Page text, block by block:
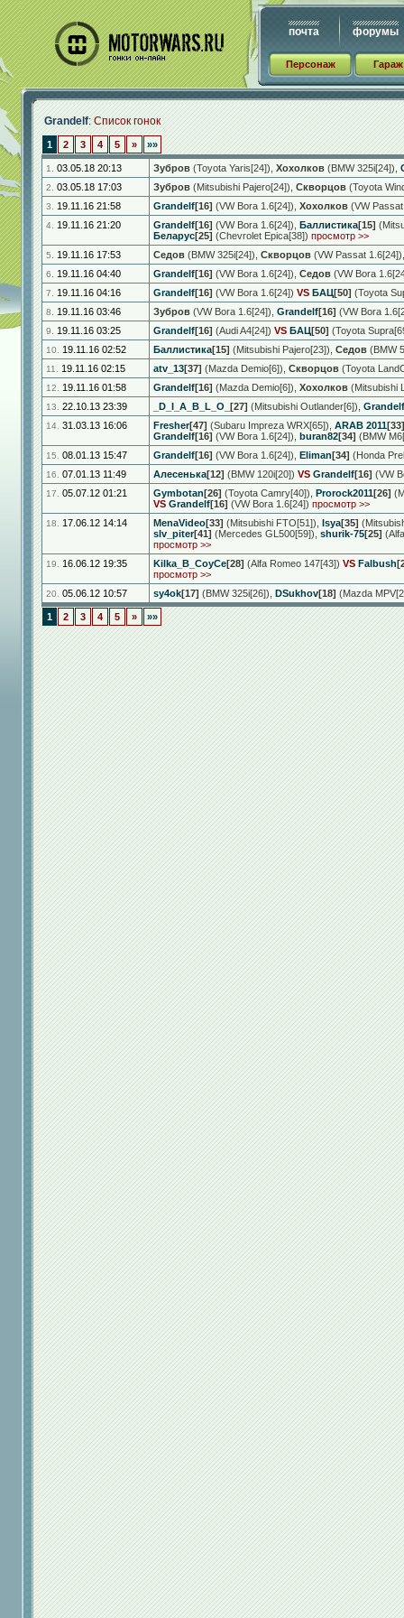
почта форумы
Персонаж Гараж
Grandelf: Список гонок
1 2 3 4 5 » »»
1. 03.05.18 20:13 Зубров (Toyota Yaris[24]) Хохолков (BMW 325i[24])
2. 03.05.18 17:03 Зубров (Mitsubishi Pajero[24]) Скворцов (Toyota
3. 19.11.16 21:58 Grandelf[16] (VW Bora 1.6[24]) Хохолков (VW
4. 19.11.16 21:20 Grandelf[16] (VW Bora 1.6[24]) Баллистика[15]
Беларус[25] (Chevrolet Epica[38]) просмотр >>
5. 19.11.16 17:53 Седов (BMW 325i[24]) Скворцов (VW Passat 1.6[24])
6. 19.11.16 04:40 Grandelf[16] (VW Bora 1.6[24]) Седов (VW Bora
7. 19.11.16 04:16 Grandelf[16] (VW Bora 1.6[24]) VS БАЦ[50] (Toyota
8. 19.11.16 03:46 Зубров (VW Bora 1.6[24]) Grandelf[16] (VW Bora
9. 19.11.16 03:25 Grandelf[16] (Audi A4[24]) VS БАЦ[50] (Toyota
10. 19.11.16 02:52 Баллистика[15] (Mitsubishi Pajero[23]) Седов (BMW
11. 19.11.16 02:15 atv_13[37] (Mazda Demio[6]) Скворцов (Toyota
12. 19.11.16 01:58 Grandelf[16] (Mazda Demio[6]) Хохолков (Mitsubishi
13. 22.10.13 23:39 _D_I_A_B_L_O_ [27] (Mitsubishi Outlander[6]) Grandelf
14. 31.03.13 16:06 Fresher[47] (Subaru Impreza WRX[65]) ARAB 2011[33]
Grandelf[16] (VW Bora 1.6[24]) buran82[34] (BMW
15. 08.01.13 15:47 Grandelf[16] (VW Bora 1.6[24]) Eliman[34] (Honda
16. 07.01.13 11:49 Алесенька[12] (BMW 120i[20]) VS Grandelf[16] (VW
17. 05.07.12 01:21 Gymbotan[26] (Toyota Camry[40]) Prorock2011[26]
VS Grandelf[16] (VW Bora 1.6[24]) просмотр >>
18. 17.06.12 14:14 MenaVideo[33] (Mitsubishi FTO[51]) Isya[35]
slv_piter[41] (Mercedes GL500[59]) shurik-75[25]
просмотр >>
19. 16.06.12 19:35 Kilka_B_CoyCe[28] (Alfa Romeo 147[43]) VS Falbush
просмотр >>
20. 05.06.12 10:57 sy4ok[17] (BMW 325i[26]) DSukhov[18] (Mazda
1 2 3 4 5 » »»